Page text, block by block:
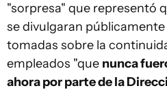
"sorpresa" que representó
se divulgaran
tomadas sobre la
empleados "que nunca
ahora por parte de la